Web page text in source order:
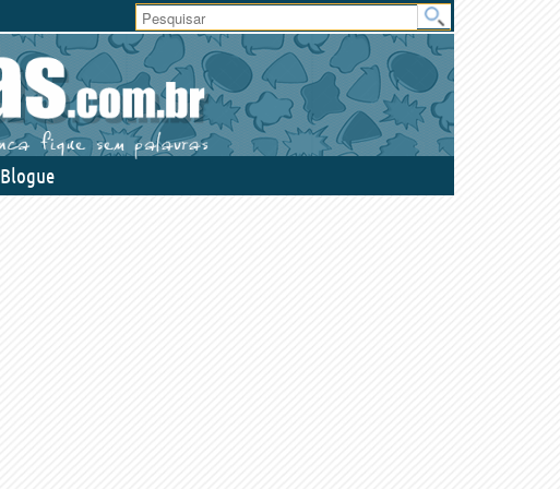
Área
do
Usuário
Blogue